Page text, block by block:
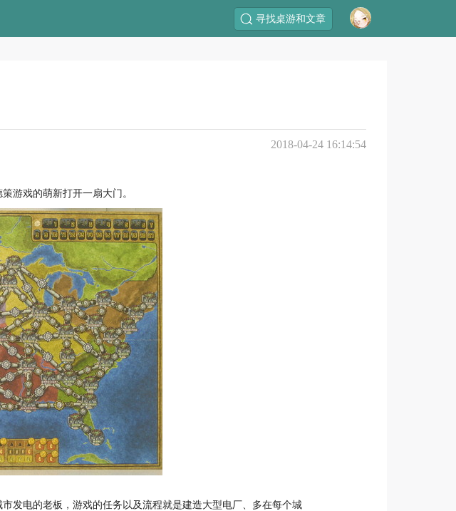
寻找桌游和文章
2018-04-24 16:14:54
游戏的萌新打开一扇大门。
发电的老板，游戏的任务以及流程就是建造大型电厂、多在每个城